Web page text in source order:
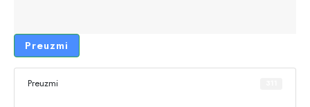
Preuzmi
Preuzmi